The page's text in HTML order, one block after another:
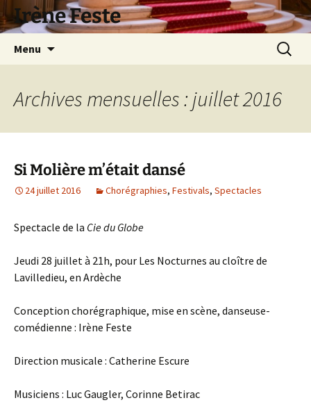
Aller
au Irène Feste
Menu
Archives mensuelles : juillet 2016
Si Molière m’était dansé
24 juillet 2016 Chorégraphies, Festivals, Spectacles
Spectacle de la Cie du Globe
Jeudi 28 juillet à 21h, pour Les Nocturnes au cloître de
Lavilledieu, en Ardèche
Conception chorégraphique, mise en scène, danseuse-
comédienne : Irène Feste
Direction musicale : Catherine Escure
Musiciens : Luc Gaugler, Corinne Betirac